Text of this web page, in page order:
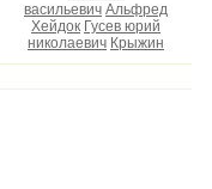
васильевич Альфред
Хейдок Гусев юрий
николаевич Крыжин